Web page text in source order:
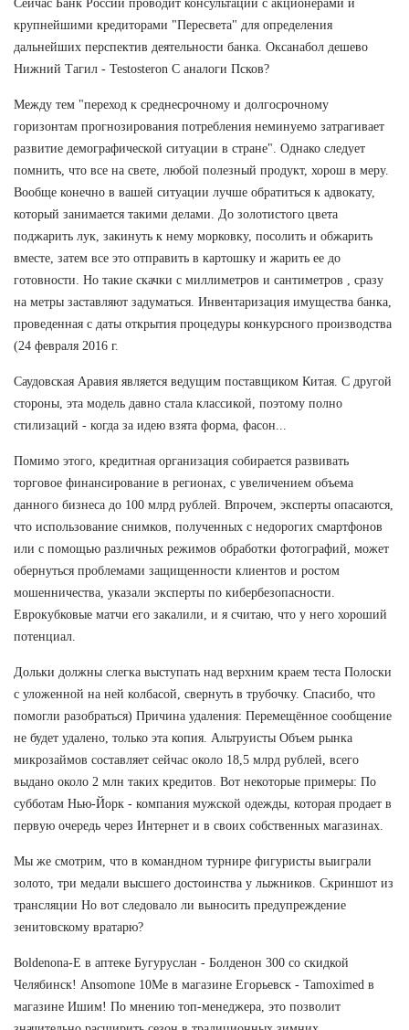
Сейчас Банк России проводит консультации с акционерами и
крупнейшими кредиторами "Пересвета" для определения
дальнейших перспектив деятельности банка. Оксанабол дешево
Нижний Тагил - Testosteron C аналоги Псков?
Между тем "переход к среднесрочному и долгосрочному
горизонтам прогнозирования потребления неминуемо затрагивает
развитие демографической ситуации в стране". Однако следует
помнить, что все на свете, любой полезный продукт, хорош в меру.
Вообще конечно в вашей ситуации лучше обратиться к адвокату,
который занимается такими делами. До золотистого цвета
поджарить лук, закинуть к нему морковку, посолить и обжарить
вместе, затем все это отправить в картошку и жарить ее до
готовности. Но такие скачки с миллиметров и сантиметров , сразу
на метры заставляют задуматься. Инвентаризация имущества банка,
проведенная с даты открытия процедуры конкурсного производства
(24 февраля 2016 г.
Саудовская Аравия является ведущим поставщиком Китая. С другой
стороны, эта модель давно стала классикой, поэтому полно
стилизаций - когда за идею взята форма, фасон...
Помимо этого, кредитная организация собирается развивать
торговое финансирование в регионах, с увеличением объема
данного бизнеса до 100 млрд рублей. Впрочем, эксперты опасаются,
что использование снимков, полученных с недорогих смартфонов
или с помощью различных режимов обработки фотографий, может
обернуться проблемами защищенности клиентов и ростом
мошенничества, указали эксперты по кибербезопасности.
Еврокубковые матчи его закалили, и я считаю, что у него хороший
потенциал.
Дольки должны слегка выступать над верхним краем теста Полоски
с уложенной на ней колбасой, свернуть в трубочку. Спасибо, что
помогли разобраться) Причина удаления: Перемещённое сообщение
не будет удалено, только эта копия. Альтруисты Объем рынка
микрозаймов составляет сейчас около 18,5 млрд рублей, всего
выдано около 2 млн таких кредитов. Вот некоторые примеры: По
субботам Нью-Йорк - компания мужской одежды, которая продает в
первую очередь через Интернет и в своих собственных магазинах.
Мы же смотрим, что в командном турнире фигуристы выиграли
золото, три медали высшего достоинства у лыжников. Скриншот из
трансляции Но вот следовало ли выносить предупреждение
зенитовскому вратарю?
Boldenona-E в аптеке Бугуруслан - Болденон 300 со скидкой
Челябинск! Ansomone 10Me в магазине Егорьевск - Tamoximed в
магазине Ишим! По мнению топ-менеджера, это позволит